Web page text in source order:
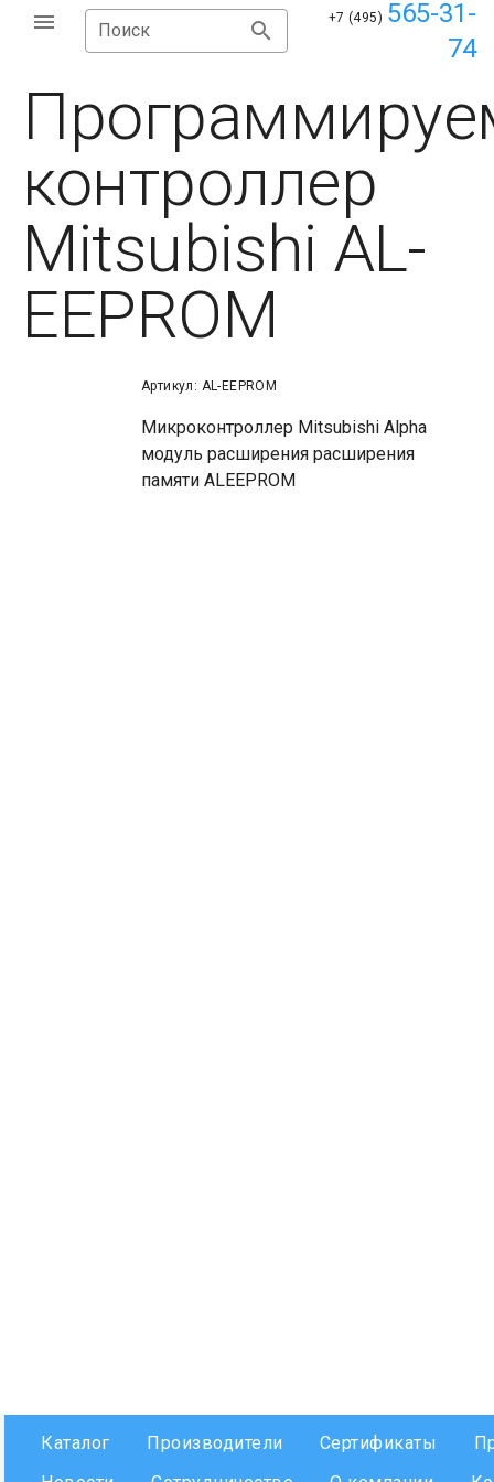
Поиск
+7 (495) 565-31-
74
контроллер
Mitsubishi AL-
EEPROM
Артикул: AL-EEPROM
Микроконтроллер Mitsubishi Alpha
модуль расширения расширения
памяти ALEEPROM
Каталог Производители Сертификаты